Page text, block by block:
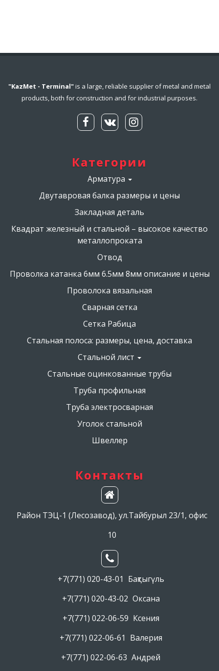
"KazMet - Terminal"is a large, reliable supplier of metal and metal
products, both for construction and for industrial purposes.
Категории
Меню
категорий(footer)
Арматура
Двутавровая балка размеры и цены
Закладная деталь
Квадрат железный и стальной – высокое качество
металлопроката
Отвод
Проволка катанка 6мм 6.5мм 8мм описание и цены
Проволока вязальная
Сварная сетка
Сетка Рабица
Стальная полоса: размеры, цена, доставка
Стальной лист
Стальные оцинкованные трубы
Труба профильная
Труба электросварная
Уголок стальной
Швеллер
Контакты
Район ТЭЦ-1 (Лесозавод), ул.Тайбурыл 23/1, офис
10
+7(771) 020-43-01 Бақтыгүль
+7(771) 020-43-02 Оксана
+7(771) 022-06-59 Ксения
+7(771) 022-06-61 Валерия
+7(771) 022-06-63 Андрей